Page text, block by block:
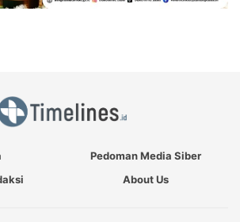
Pedoman Media Siber
About Us